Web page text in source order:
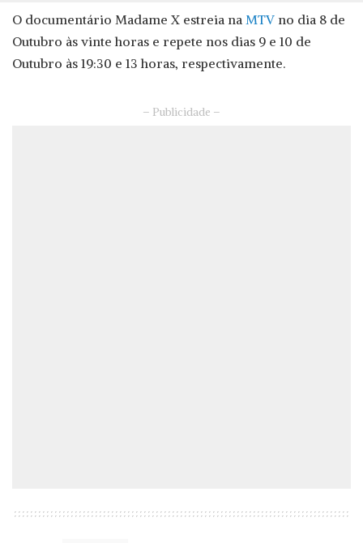
O documentário Madame X estreia na MTV no dia 8 de
Outubro às vinte horas e repete nos dias 9 e 10 de
Outubro às 19:30 e 13 horas, respectivamente.
– Publicidade –